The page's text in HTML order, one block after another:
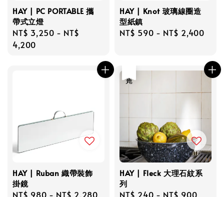
HAY | PC PORTABLE 攜
帶式立燈
Regular
price
NT$ 3,250 - NT$
4,200
HAY | Knot 玻璃線圈造
型紙鎮
Regular
NT$ 590 - NT$ 2,400
HAY | Ruban 織帶裝飾
掛鏡
Regular
NT$ 980 - NT$ 2,280
HAY | Fleck 大理石紋系
列
Regular
NT$ 240 - NT$ 900